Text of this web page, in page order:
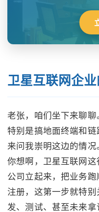
卫星互联网企
老张，咱们坐下来聊聊
特别是搞地面终端和
来问我崇明这边的情况
你想啊，卫星互联网
公司立起来，把业务
注册，这第一步就特
发、测试、甚至未来